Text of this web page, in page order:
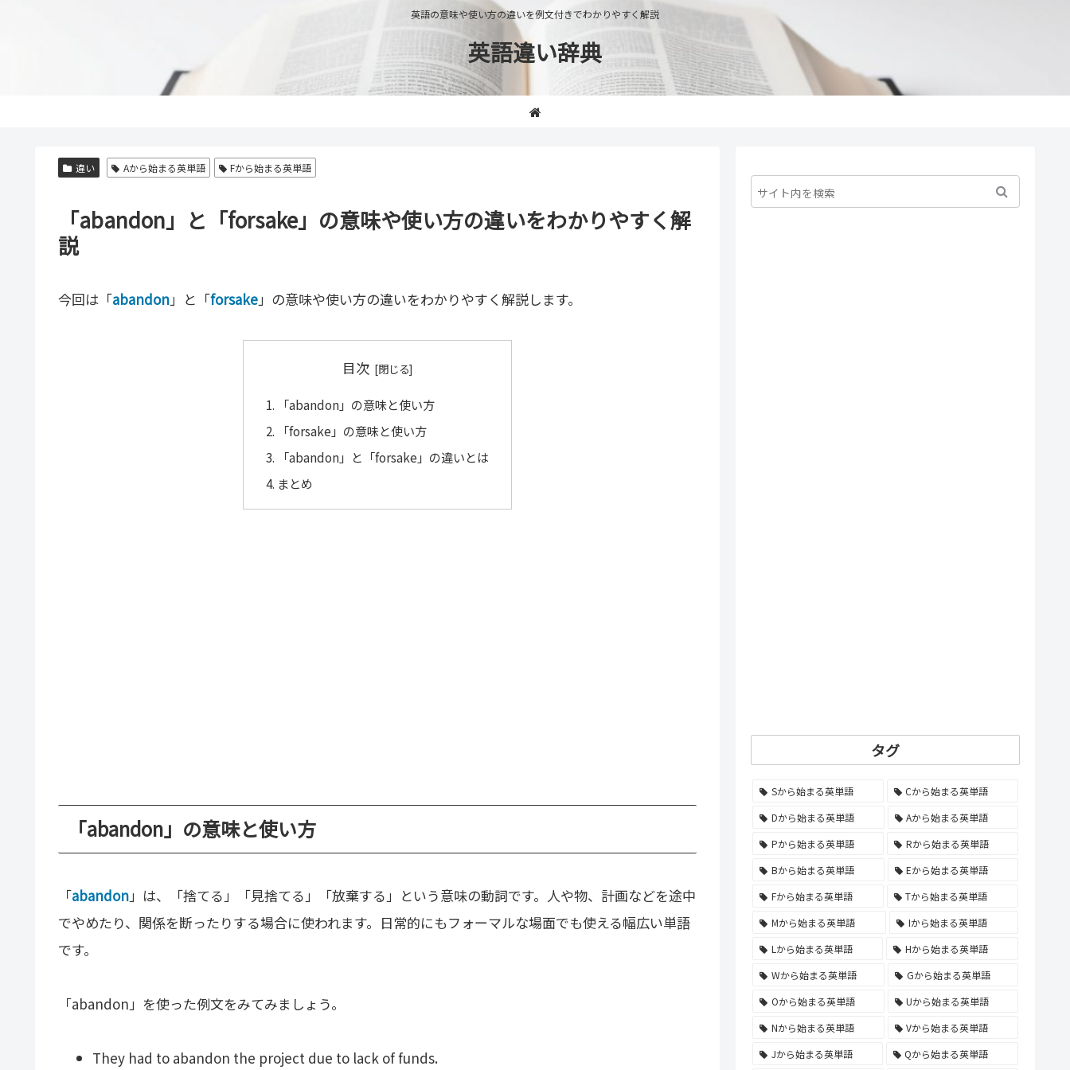
英語の意味や使い方の違いを例文付きでわかりやすく解説
英語違い辞典
違い Aから始まる英単語 Fから始まる英単語
「abandon」と「forsake」の意味や使い方の違いをわかりやすく解
説
今回は「abandon」と「forsake」の意味や使い方の違いをわかりやすく解説します。
目次
「abandon」の意味と使い方
「forsake」の意味と使い方
「abandon」と「forsake」の違いとは
まとめ
「abandon」の意味と使い方
「abandon」は、「捨てる」「見捨てる」「放棄する」という意味の動詞です。人や物、計画などを途中
でやめたり、関係を断ったりする場合に使われます。日常的にもフォーマルな場面でも使える幅広い単語
です。
「abandon」を使った例文をみてみましょう。
They had to abandon the project due to lack of funds.
タグ
Sから始まる英単語
Cから始まる英単語
Dから始まる英単語
Aから始まる英単語
Pから始まる英単語
Rから始まる英単語
Bから始まる英単語
Eから始まる英単語
Fから始まる英単語
Tから始まる英単語
Mから始まる英単語
Iから始まる英単語
Lから始まる英単語
Hから始まる英単語
Wから始まる英単語
Gから始まる英単語
Oから始まる英単語
Uから始まる英単語
Nから始まる英単語
Vから始まる英単語
Jから始まる英単語
Qから始まる英単語